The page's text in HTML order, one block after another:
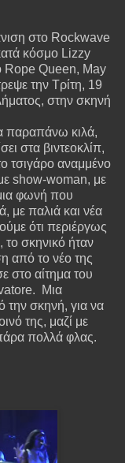
στο Rockwave
κόσμο Lizzy
Rope Queen, May
την Τρίτη, 19
στην σκηνή
παραπάνω κιλά,
στα βιντεοκλίπ,
τσιγάρο αναμμένο
show-woman, με
φωνή που
με παλιά και νέα
ότι περιέργως
σκηνικό ήταν
από το νέο της
στο αίτημα του
Μια
την σκηνή, για να
της, μαζί με
πολλά φλας.